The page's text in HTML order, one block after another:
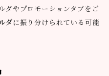
ダやプロモーションタブをご
ダに振り分けられている可能